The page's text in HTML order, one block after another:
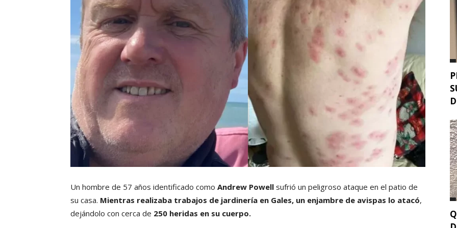
Un hombre de 57 años identificado como Andrew Powell sufrió un peligroso ataque en el patio de
su casa. Mientras realizaba trabajos de jardinería en Gales, un enjambre de avispas lo atacó,
dejándolo con cerca de 250 heridas en su cuerpo.